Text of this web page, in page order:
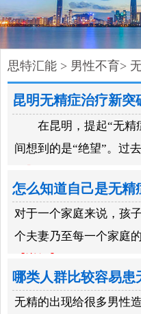
思特汇能 > 男性不育>
昆明无精症治疗新
数家庭圆梦
在昆明，提起“无精
间想到的是“绝望”。过
怎么知道自己是无精
对于一个家庭来说，孩
个夫妻乃至每一个家庭
哪类人群比较容易患
无精的出现给很多男性